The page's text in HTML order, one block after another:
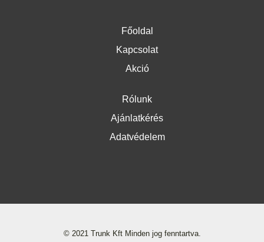
Főoldal
Kapcsolat
Akció
Rólunk
Ajánlatkérés
Adatvédelem
© 2021 Trunk Kft Minden jog fenntartva.